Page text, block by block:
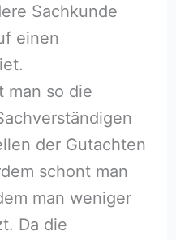
Sachkunde
einen
man so die
der Gutachten
schont man
man weniger
Da die